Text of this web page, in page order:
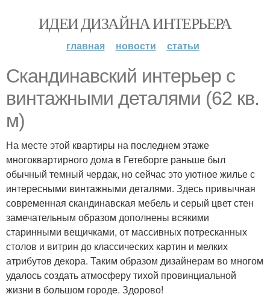
ИДЕИ ДИЗАЙНА ИНТЕРЬЕРА
главная новости статьи
Скандинавский интерьер с
винтажными деталями (62 кв.
м)
На месте этой квартиры на последнем этаже
многоквартирного дома в Гетеборге раньше был
обычный темный чердак, но сейчас это уютное жилье с
интересными винтажными деталями. Здесь привычная
современная скандинавская мебель и серый цвет стен
замечательным образом дополнены всякими
старинными вещичками, от массивных потресканных
столов и витрин до классических картин и мелких
атрибутов декора. Таким образом дизайнерам во многом
удалось создать атмосферу тихой провинциальной
жизни в большом городе. Здорово!